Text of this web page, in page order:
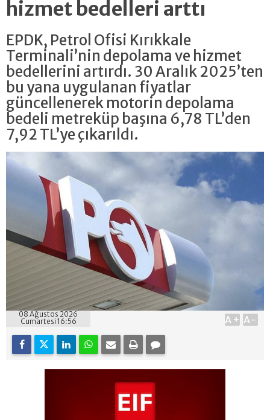
hizmet bedelleri arttı
EPDK, Petrol Ofisi Kırıkkale
Terminali’nin depolama ve hizmet
bedellerini artırdı. 30 Aralık 2025’ten
bu yana uygulanan fiyatlar
güncellenerek motorin depolama
bedeli metreküp başına 6,78 TL’den
7,92 TL’ye çıkarıldı.
08 Ağustos 2026
Cumartesi 16:56
A+ A-